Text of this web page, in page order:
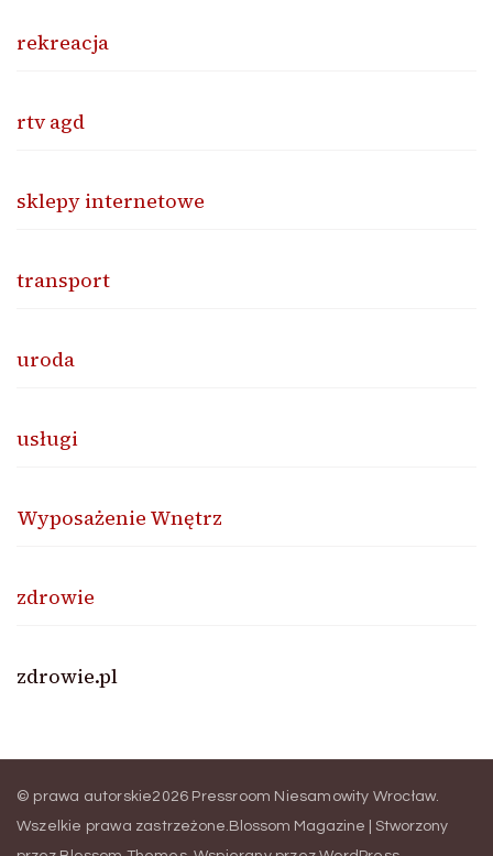
rekreacja
rtv agd
sklepy internetowe
transport
uroda
usługi
Wyposażenie Wnętrz
zdrowie
zdrowie.pl
© prawa autorskie2026 Pressroom Niesamowity Wrocław.
Wszelkie prawa zastrzeżone.Blossom Magazine | Stworzony